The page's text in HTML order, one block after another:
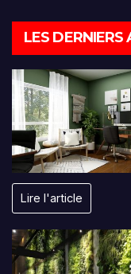
LES DERNIERS
Lire l'article